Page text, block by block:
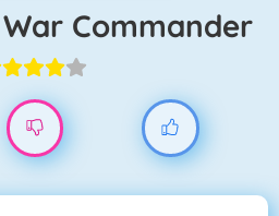
War Commander